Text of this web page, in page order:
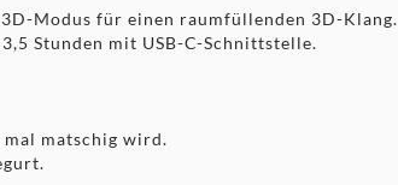
Modus für einen raumfüllenden 3D-Klang.
Stunden mit USB-C-Schnittstelle.
matschig wird.